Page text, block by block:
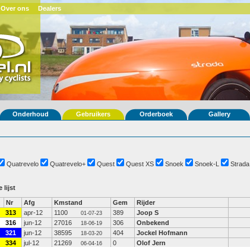
Over ons Dealers
Onderhoud Gebruikers Orderboek Gallery
Quatrevelo Quatrevelo+ Quest Quest XS Snoek Snoek-L Strada
lijst
Nr Afg Kmstand Gem Rijder
313 apr-12 1100 01-07-23 389 Joop S
316 jun-12 27016 18-06-19 306
Onbekend
321 jun-12 38595 18-03-20 404 Jockel Hofmann
334 jul-12 21269 06-04-16 0 Olof Jern